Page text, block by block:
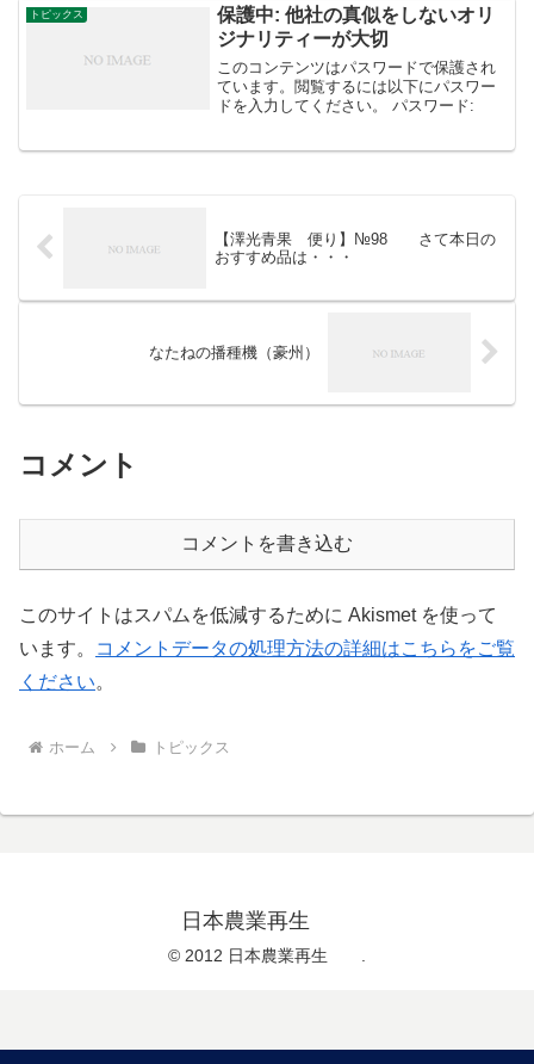
の予防策はいろいろとありま...
トピックス
保護中: 他社の真似をしないオリ
ジナリティーが大切
このコンテンツはパスワードで保護され
ています。閲覧するには以下にパスワー
ドを入力してください。 パスワード:
【澤光青果 便り】№98 さて本日の
おすすめ品は・・・
なたねの播種機（豪州）
コメント
コメントを書き込む
このサイトはスパムを低減するために Akismet を使って
います。
コメントデータの処理方法の詳細はこちらをご覧
ください。
ホーム トピックス
日本農業再生
© 2012 日本農業再生 .